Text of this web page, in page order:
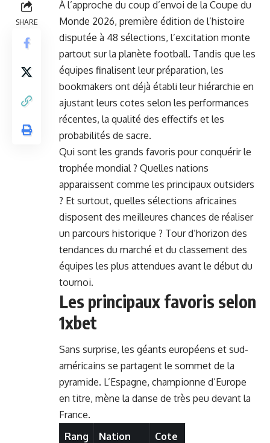
SHARE
À l’approche du coup d’envoi de la Coupe du
Monde 2026, première édition de l’histoire
disputée à 48 sélections, l’excitation monte
partout sur la planète football. Tandis que les
équipes finalisent leur préparation, les
bookmakers ont déjà établi leur hiérarchie en
ajustant leurs cotes selon les performances
récentes, la qualité des effectifs et les
probabilités de sacre.
Qui sont les grands favoris pour conquérir le
trophée mondial ? Quelles nations
apparaissent comme les principaux outsiders
? Et surtout, quelles sélections africaines
disposent des meilleures chances de réaliser
un parcours historique ? Tour d’horizon des
tendances du marché et du classement des
équipes les plus attendues avant le début du
tournoi.
Les principaux favoris selon
1xbet
Sans surprise, les géants européens et sud-
américains se partagent le sommet de la
pyramide. L’Espagne, championne d’Europe
en titre, mène la danse de très peu devant la
France.
Rang
Nation
Cote